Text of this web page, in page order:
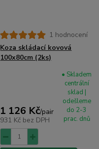
1 hodnocení
Koza skládací kovová
100x80cm (2ks)
1 126 Kč/pair
931 Kč bez DPH
• Skladem
centrální
sklad |
odešleme
do 2-3
prac. dnů